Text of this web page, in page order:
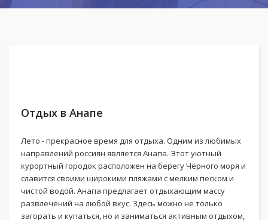
Отдых в Анапе
Лето - прекрасное время для отдыха. Одним из любимых
направлений россиян является Анапа. Этот уютный
курортный городок расположен на берегу Чёрного моря и
славится своими широкими пляжами с мелким песком и
чистой водой. Анапа предлагает отдыхающим массу
развлечений на любой вкус. Здесь можно не только
загорать и купаться, но и заниматься активным отдыхом,